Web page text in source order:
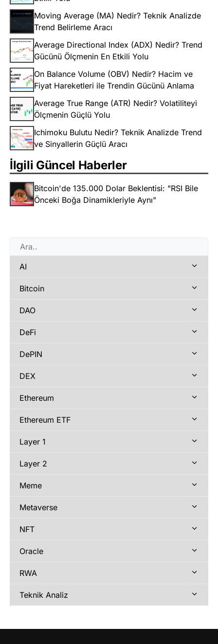
Moving Average (MA) Nedir? Teknik Analizde
Trend Belirleme Aracı
Average Directional Index (ADX) Nedir? Trend
Gücünü Ölçmenin En Etkili Yolu
On Balance Volume (OBV) Nedir? Hacim ve
Fiyat Hareketleri ile Trendin Gücünü Anlama
Average True Range (ATR) Nedir? Volatiliteyi
Ölçmenin Güçlü Yolu
Ichimoku Bulutu Nedir? Teknik Analizde Trend
ve Sinyallerin Güçlü Aracı
İlgili Güncel Haberler
Bitcoin'de 135.000 Dolar Beklentisi: "RSI Bile
Önceki Boğa Dinamikleriyle Aynı"
AI
Bitcoin
DAO
DeFi
DePIN
DEX
Ethereum
Ethereum ETF
Layer 1
Layer 2
Meme
Metaverse
NFT
Oracle
RWA
Teknik Analiz